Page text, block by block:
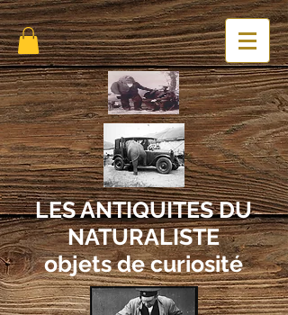
LES ANTIQUITES DU
NATURALISTE
objets de curiosité